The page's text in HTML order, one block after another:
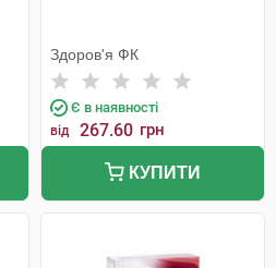
Здоров'я ФК
Є в наявності
від 267.60 грн
КУПИТИ